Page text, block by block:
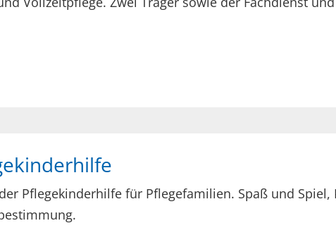
Pflegekinderhilfe für Pflegefamilien. Spaß und